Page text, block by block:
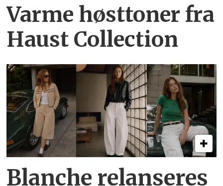
Varme høsttoner fra
Haust Collection
Blanche relanseres